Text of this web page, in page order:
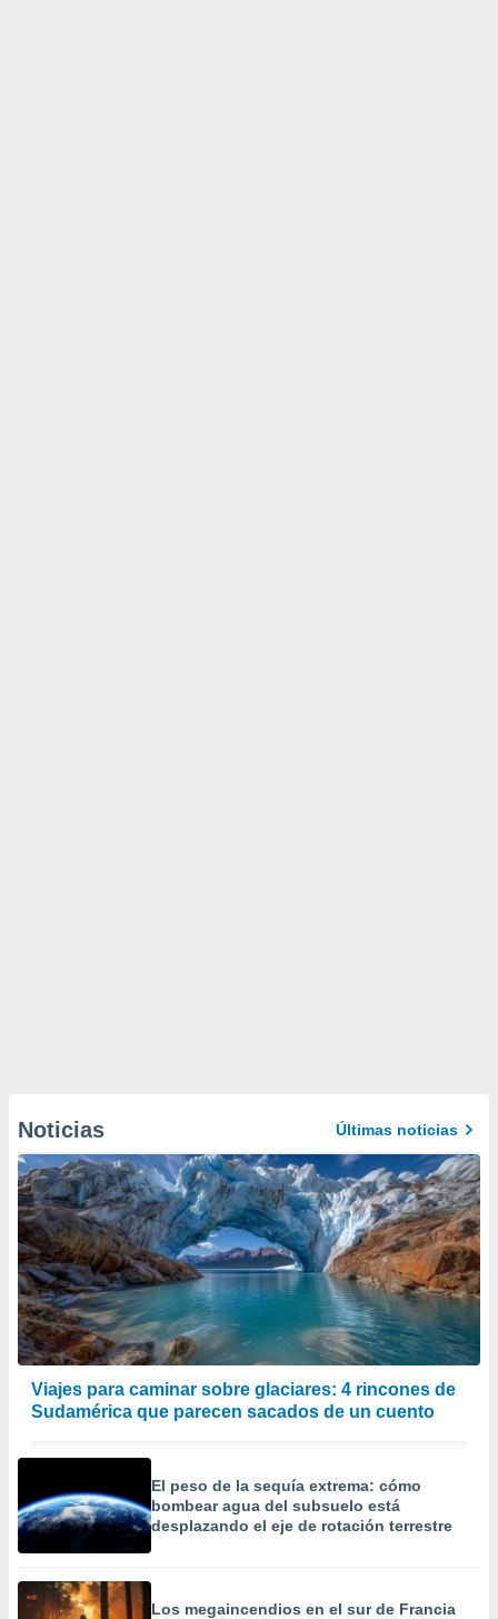
Noticias Últimas noticias
Viajes para caminar sobre glaciares: 4 rincones de
Sudamérica que parecen sacados de un cuento
El peso de la sequía extrema: cómo
bombear agua del subsuelo está
desplazando el eje de rotación terrestre
Los megaincendios en el sur de Francia